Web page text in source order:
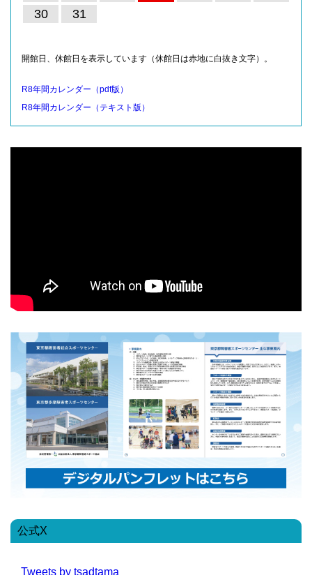
30
31
開館日、休館日を表示しています（休館日は赤地に白抜き文字）。
R8年間カレンダー（pdf版）
R8年間カレンダー（テキスト版）
公式X
Tweets by tsadtama